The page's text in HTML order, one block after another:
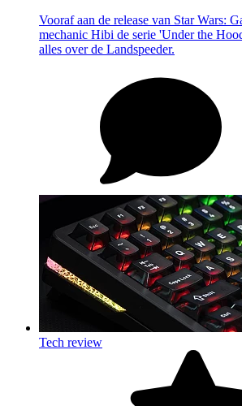
Vooraf aan de release van Star Wars:
mechanic Hibi de serie 'Under the
alles over de Landspeeder.
Tech review